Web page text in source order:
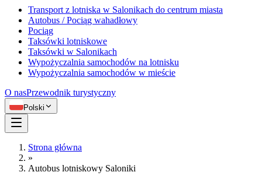
Transport z lotniska w Salonikach do centrum miasta
Autobus / Pociąg wahadłowy
Pociąg
Taksówki lotniskowe
Taksówki w Salonikach
Wypożyczalnia samochodów na lotnisku
Wypożyczalnia samochodów w mieście
O nasPrzewodnik turystyczny
Polski
Strona główna
»
Autobus lotniskowy Saloniki